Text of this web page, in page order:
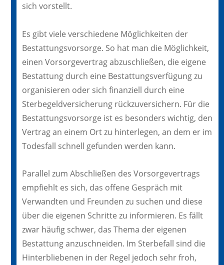
sich vorstellt.
Es gibt viele verschiedene Möglichkeiten der
Bestattungsvorsorge. So hat man die Möglichkeit,
einen Vorsorgevertrag abzuschließen, die eigene
Bestattung durch eine Bestattungsverfügung zu
organisieren oder sich finanziell durch eine
Sterbegeldversicherung rückzuversichern. Für die
Bestattungsvorsorge ist es besonders wichtig, den
Vertrag an einem Ort zu hinterlegen, an dem er im
Todesfall schnell gefunden werden kann.
Parallel zum Abschließen des Vorsorgevertrags
empfiehlt es sich, das offene Gespräch mit
Verwandten und Freunden zu suchen und diese
über die eigenen Schritte zu informieren. Es fällt
zwar häufig schwer, das Thema der eigenen
Bestattung anzuschneiden. Im Sterbefall sind die
Hinterbliebenen in der Regel jedoch sehr froh,